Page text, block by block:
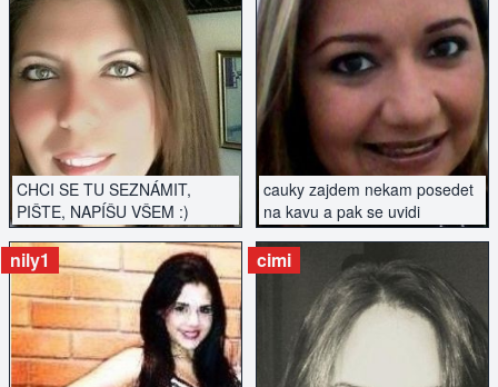
CHCI SE TU SEZNÁMIT,
PIŠTE, NAPÍŠU VŠEM :)
ZOBRAZIT INZERÁT
cauky zajdem nekam posedet
na kavu a pak se uvidi
ZOBRAZIT INZERÁT
nily1
ZOBRAZIT INZERÁT
cimi
ZOBRAZIT INZERÁT